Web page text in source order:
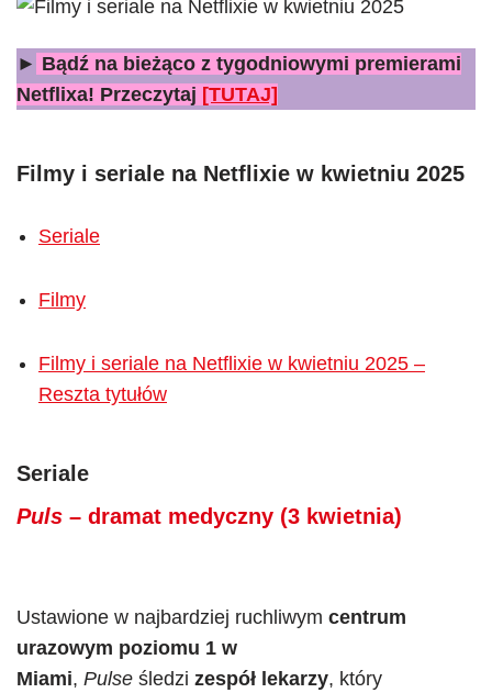
► Bądź na bieżąco z tygodniowymi premierami
Netflixa! Przeczytaj [TUTAJ]
Filmy i seriale na Netflixie w kwietniu 2025
Seriale
Filmy
Filmy i seriale na Netflixie w kwietniu 2025 –
Reszta tytułów
Seriale
Puls – dramat medyczny (3 kwietnia)
Ustawione w najbardziej ruchliwym centrum
urazowym poziomu 1 w
Miami, Pulse śledzi zespół lekarzy, który